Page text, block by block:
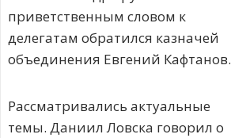
приветственным словом к
делегатам обратился казначей
объединения Евгений Кафтанов.
Рассматривались актуальные
темы. Даниил Ловска говорил о